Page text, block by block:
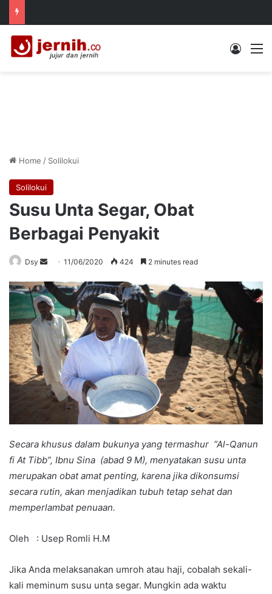
Log In
Home / Solilokui
Solilokui
Susu Unta Segar, Obat
Berbagai Penyakit
Dsy
Send
email
11/06/2020 424 2 minutes read
Secara khusus dalam bukunya yang termashur “Al-Qanun
fi At Tibb”, Ibnu Sina (abad 9 M), menyatakan susu unta
merupakan obat amat penting, karena jika dikonsumsi
secara rutin, akan menjadikan tubuh tetap sehat dan
memperlambat penuaan.
Oleh : Usep Romli H.M
Jika Anda melaksanakan umroh atau haji, cobalah sekali-
kali meminum susu unta segar. Mungkin ada waktu